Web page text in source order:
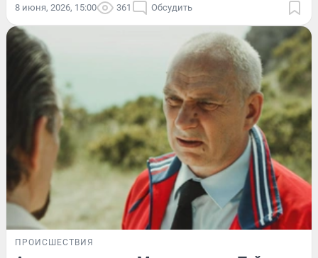
8 июня, 2026, 15:00 361 Обсудить
ПРОИСШЕСТВИЯ